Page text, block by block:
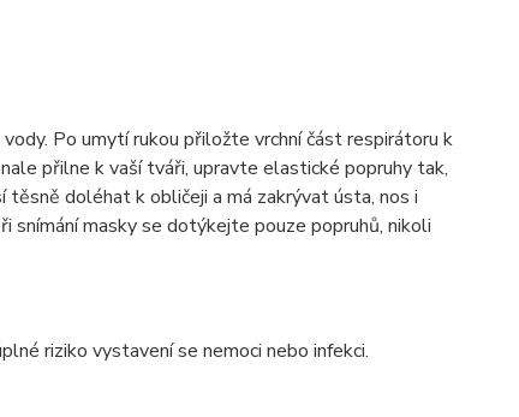
Po umytí rukou přiložte vrchní část respirátoru k
přilne k vaší tváři, upravte elastické popruhy tak,
těsně doléhat k obličeji a má zakrývat ústa, nos i
masky se dotýkejte pouze popruhů, nikoli
riziko vystavení se nemoci nebo infekci.